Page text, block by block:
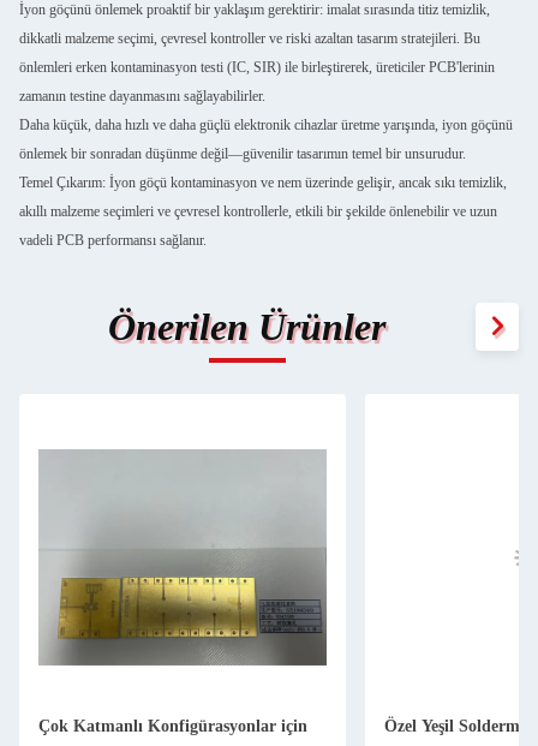
İyon göçünü önlemek proaktif bir yaklaşım gerektirir: imalat sırasında titiz temizlik,
dikkatli malzeme seçimi, çevresel kontroller ve riski azaltan tasarım stratejileri. Bu
önlemleri erken kontaminasyon testi (IC, SIR) ile birleştirerek, üreticiler PCB'lerinin
zamanın testine dayanmasını sağlayabilirler.
Daha küçük, daha hızlı ve daha güçlü elektronik cihazlar üretme yarışında, iyon göçünü
önlemek bir sonradan düşünme değil—güvenilir tasarımın temel bir unsurudur.
Temel Çıkarım: İyon göçü kontaminasyon ve nem üzerinde gelişir, ancak sıkı temizlik,
akıllı malzeme seçimleri ve çevresel kontrollerle, etkili bir şekilde önlenebilir ve uzun
vadeli PCB performansı sağlanır.
Önerilen Ürünler
Çok Katmanlı Konfigürasyonlar için
Özel Yeşil